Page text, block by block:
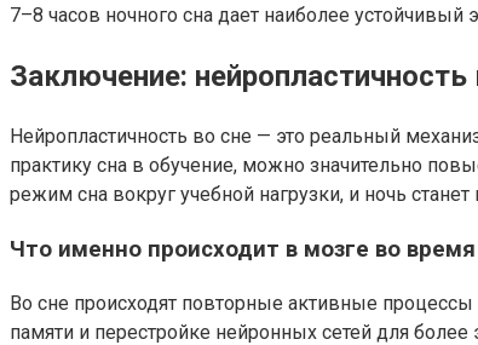
7–8 часов ночного сна дает наиболее
Заключение:
Нейропластичность во сне — это реальный
практику сна в обучение, можно значительно
режим сна вокруг учебной нагрузки, и ночь
Что именно происходит в мозге во время
Во сне происходят повторные активные
памяти и перестройке нейронных сетей для